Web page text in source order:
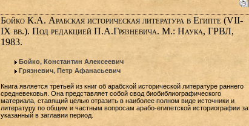
Бойко К.А. Арабская историческая литература в Египте (VII-
IX вв.). Под редакцией П.А.Грязневича. М.: Наука, ГРВЛ,
1983.
Бойко, Константин Алексеевич
Грязневич, Петр Афанасьевич
Книга является третьей из книг об арабской исторической литературе раннего
средневековья. Она представляет собой свод биобиблиографического
материала, ставящий целью отразить в наиболее полном виде источники и
литературу по общим и частным вопросам арабо-египетской историографии за
указанный в заглавии период.